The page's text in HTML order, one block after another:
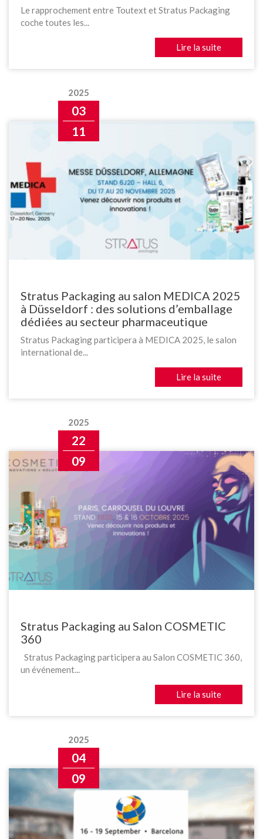
Le rapprochement entre Toutext et Stratus Packaging
coche toutes les...
Lire la suite
2025
03
11
Stratus Packaging au salon MEDICA 2025
à Düsseldorf : des solutions d’emballage
dédiées au secteur pharmaceutique
Stratus Packaging participera à MEDICA 2025, le salon
international de...
Lire la suite
2025
22
09
Stratus Packaging au Salon COSMETIC
360
Stratus Packaging participera au Salon COSMETIC 360,
un événement...
Lire la suite
2025
04
09